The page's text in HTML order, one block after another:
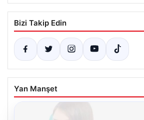
Bizi Takip Edin
Yan Manşet